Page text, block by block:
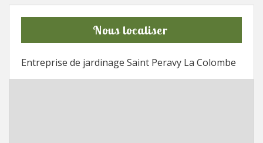
Nous localiser
Entreprise de jardinage Saint Peravy La Colombe